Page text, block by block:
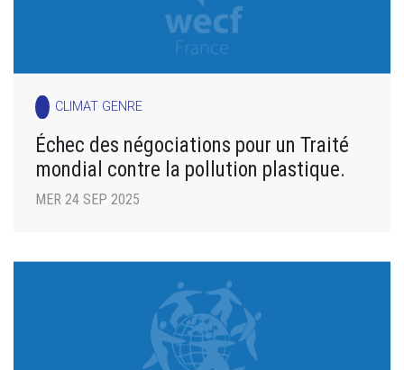
CLIMAT GENRE
Échec des négociations pour un Traité
mondial contre la pollution plastique.
MER 24 SEP 2025